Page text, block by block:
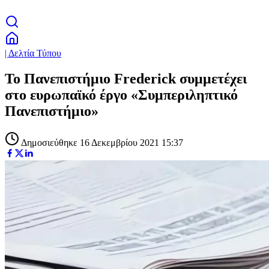
| Δελτία Τύπου
Το Πανεπιστήμιο Frederick συμμετέχει
στο ευρωπαϊκό έργο «Συμπεριληπτικό
Πανεπιστήμιο»
Δημοσιεύθηκε 16 Δεκεμβρίου 2021 15:37